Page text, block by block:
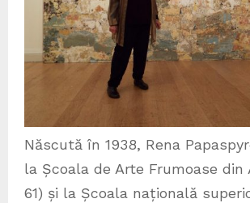
Născută în 1938, Rena
la Școala de Arte Frumoase din
61) și la Școala națională